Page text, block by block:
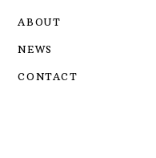
ABOUT
NEWS
CONTACT